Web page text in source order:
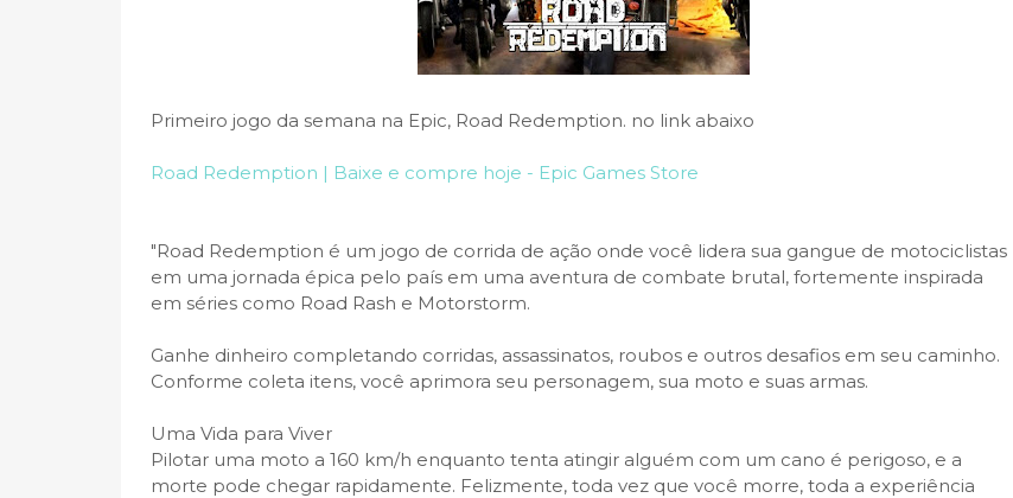
Primeiro jogo da semana na Epic, Road Redemption. no link abaixo
Road Redemption | Baixe e compre hoje - Epic Games Store
"Road Redemption é um jogo de corrida de ação onde você lidera sua gangue de motociclistas
em uma jornada épica pelo país em uma aventura de combate brutal, fortemente inspirada
em séries como Road Rash e Motorstorm.
Ganhe dinheiro completando corridas, assassinatos, roubos e outros desafios em seu caminho.
Conforme coleta itens, você aprimora seu personagem, sua moto e suas armas.
Uma Vida para Viver
Pilotar uma moto a 160 km/h enquanto tenta atingir alguém com um cano é perigoso, e a
morte pode chegar rapidamente. Felizmente, toda vez que você morre, toda a experiência